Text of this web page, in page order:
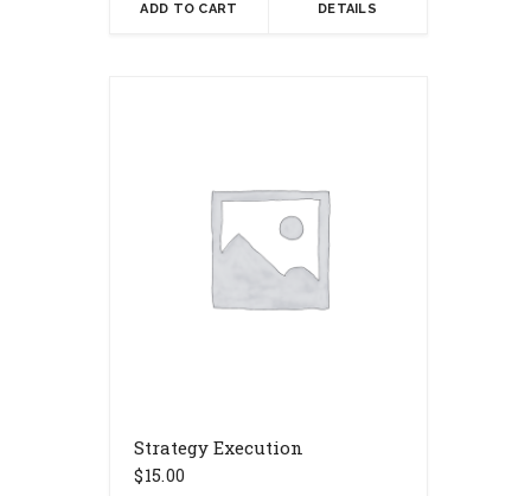
ADD TO CART DETAILS
Strategy Execution
$15.00